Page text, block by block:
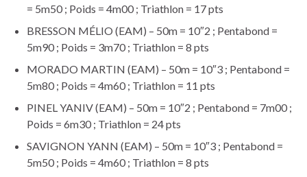
= 5m50 ; Poids = 4m00 ; Triathlon = 17 pts
BRESSON MÉLIO (EAM) – 50m = 10″2 ; Pentabond =
5m90 ; Poids = 3m70 ; Triathlon = 8 pts
MORADO MARTIN (EAM) – 50m = 10″3 ; Pentabond =
5m80 ; Poids = 4m60 ; Triathlon = 11 pts
PINEL YANIV (EAM) – 50m = 10″2 ; Pentabond = 7m00 ;
Poids = 6m30 ; Triathlon = 24 pts
SAVIGNON YANN (EAM) – 50m = 10″3 ; Pentabond =
5m50 ; Poids = 4m60 ; Triathlon = 8 pts